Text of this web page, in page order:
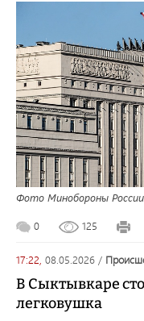
Фото Минобороны России
0 125
17:22, 08.05.2026 /
В Сыктывкаре
легковушка